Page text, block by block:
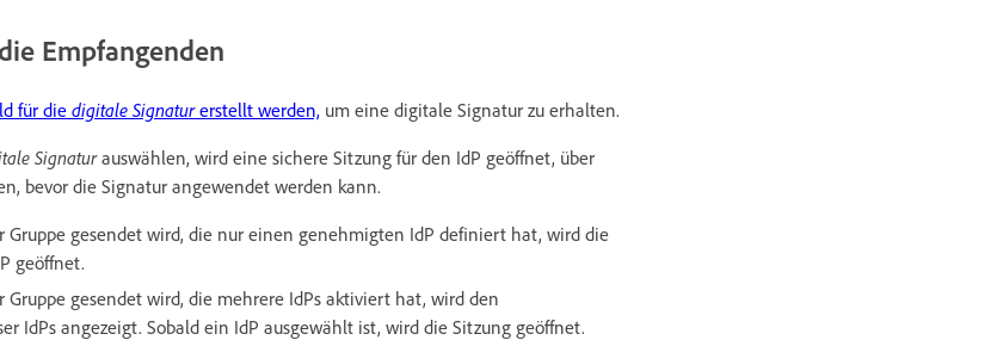
Empfangenden
für diedigitale Signaturerstellt werden, um eine digitale Signatur zu erhalten.
Signaturauswählen, wird eine sichere Sitzung für den IdP geöffnet, über
bevor die Signatur angewendet werden kann.
Gruppe gesendet wird, die nur einen genehmigten IdP definiert hat, wird die
geöffnet.
gesendet wird, die mehrere IdPs aktiviert hat, wird den
IdPs angezeigt. Sobald ein IdP ausgewählt ist, wird die Sitzung geöffnet.